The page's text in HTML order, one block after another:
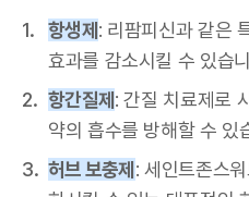
항생제: 리팜피신과 같은
효과를 감소시킬 수 있습
항간질제: 간질 치료제로
약의 흡수를 방해할 수 있
허브 보충제: 세인트존스